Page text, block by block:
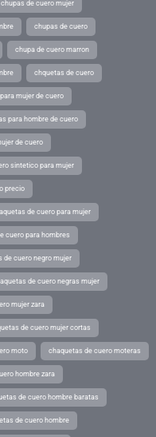
chupas de cuero mujer
chupas de cuero
chupa de cuero marron
chquetas de cuero
mujer de cuero
para hombre de cuero
de cuero
sintetico para mujer
precio
de cuero para mujer
cuero para hombres
de cuero negro mujer
de cuero negras mujer
mujer zara
de cuero mujer cortas
moto chaquetas de cuero moteras
hombre zara
de cuero hombre baratas
de cuero hombre